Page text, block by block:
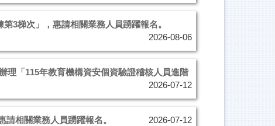
3梯次」，惠請相關業務人員踴躍報名。
2026-08-06
理「115年教育機構資安個資驗證稽核人員進階
2026-07-12
相關業務人員踴躍報名。 2026-07-12